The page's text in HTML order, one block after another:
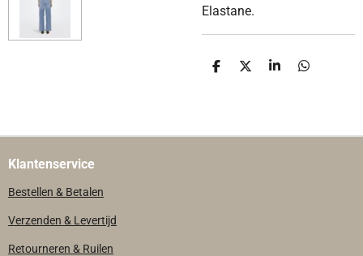
Elastane.
D
D
S
D
Klantenservice
Bestellen & Betalen
Verzenden & Levertijd
Retourneren & Ruilen